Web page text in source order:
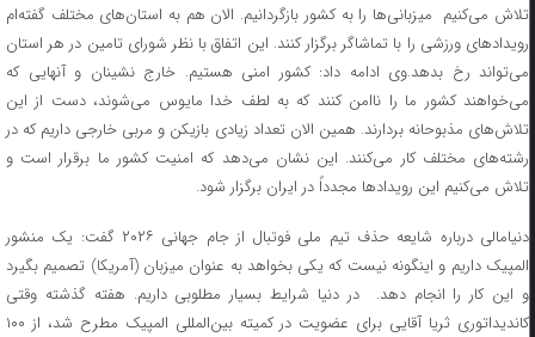
تلاش می‌کنیم میزبانی‌ها را به کشور بازگردانیم. الان هم به استان‌های مختلف گفته‌ام
رویدادهای ورزشی را با تماشاگر برگزار کنند. این اتفاق با نظر شورای تامین در هر استان
می‌تواند رخ بدهد.وی ادامه داد: کشور امنی هستیم. خارج نشینان و آنهایی که
می‌خواهند کشور ما را ناامن کنند که به لطف خدا مایوس می‌شوند، دست از این
تلاش‌های مذبوحانه بردارند. همین الان تعداد زیادی بازیکن و مربی خارجی داریم که در
رشته‌های مختلف کار می‌کنند. این نشان می‌دهد که امنیت کشور ما برقرار است و
تلاش می‌کنیم این رویدادها مجدداً در ایران برگزار شود.
دنیامالی درباره شایعه حذف تیم ملی فوتبال از جام جهانی ۲۰۲۶ گفت: یک منشور
المپیک داریم و اینگونه نیست که یکی بخواهد به عنوان میزبان (آمریکا) تصمیم بگیرد
و این کار را انجام دهد. در دنیا شرایط بسیار مطلوبی داریم. هفته گذشته وقتی
کاندیداتوری ثریا آقایی برای عضویت در کمیته بین‌المللی المپیک مطرح شد، از ۱۰۰